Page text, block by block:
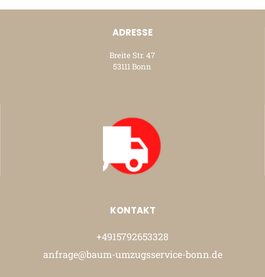
ADRESSE
Breite Str. 47
53111 Bonn
KONTAKT
+4915792653328
anfrage@baum-umzugsservice-bonn.de